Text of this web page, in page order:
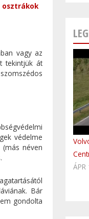
osztrákok
vagy az
tekintjük át
védelme
néven
Bár
gondolta